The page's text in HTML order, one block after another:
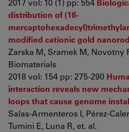
2017 vol: 10 (1) pp: 554
distribution of (16-
modified cationic gold
Zarska M, Sramek M, Novotny
Biomaterials
2018 vol: 154 pp: 275-290
interaction reveals new
loops that cause genome
Salas-Armenteros I, Pérez-
Tumini E, Luna R, et. al.